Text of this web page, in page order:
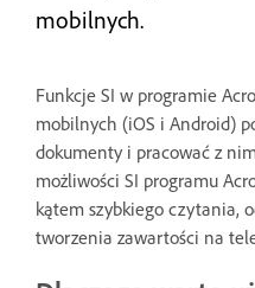
mobilnych.
Funkcje SI w programie
mobilnych (iOS i Android)
dokumenty i pracować z
możliwości SI programu
kątem szybkiego czytania,
tworzenia zawartości na